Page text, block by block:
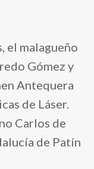
el malagueño
Gómez y
Antequera
de Láser.
Carlos de
de Patín